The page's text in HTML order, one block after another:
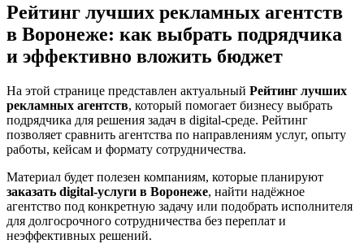
Рейтинг лучших рекламных агентств
в Воронеже: как выбрать подрядчика
и эффективно вложить бюджет
На этой странице представлен актуальный Рейтинг лучших
рекламных агентств, который помогает бизнесу выбрать
подрядчика для решения задач в digital-среде. Рейтинг
позволяет сравнить агентства по направлениям услуг, опыту
работы, кейсам и формату сотрудничества.
Материал будет полезен компаниям, которые планируют
заказать digital-услуги в Воронеже, найти надёжное
агентство под конкретную задачу или подобрать исполнителя
для долгосрочного сотрудничества без переплат и
неэффективных решений.